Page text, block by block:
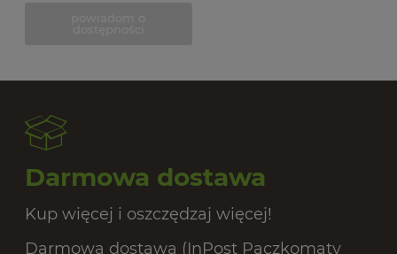
Darmowa dostawa
Kup więcej i oszczędzaj więcej!
Darmowa dostawa (InPost Paczkomaty